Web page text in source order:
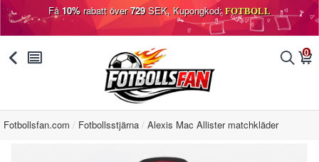
Få10%rabatt över729SEK, Kupongkod: FOTBOLL
󰅯 󰂩 󰂨 0
󰃦
Fotbollsfan.com Fotbollsstjärna Alexis Mac Allister matchkläder